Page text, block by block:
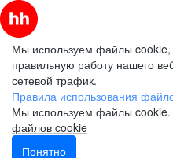
Мы используем файлы cookie,
правильную работу нашего
сетевой трафик.
Правила использования
Мы используем файлы cookie.
файлов cookie
Понятно